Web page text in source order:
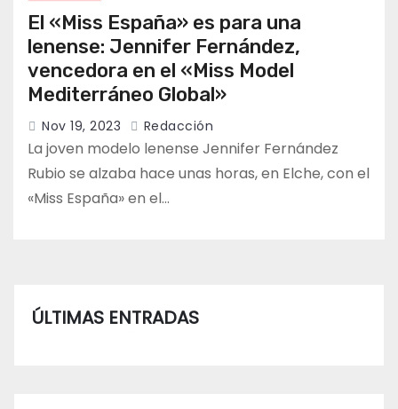
El «Miss España» es para una
lenense: Jennifer Fernández,
vencedora en el «Miss Model
Mediterráneo Global»
Nov 19, 2023 Redacción
La joven modelo lenense Jennifer Fernández
Rubio se alzaba hace unas horas, en Elche, con el
«Miss España» en el…
ÚLTIMAS ENTRADAS